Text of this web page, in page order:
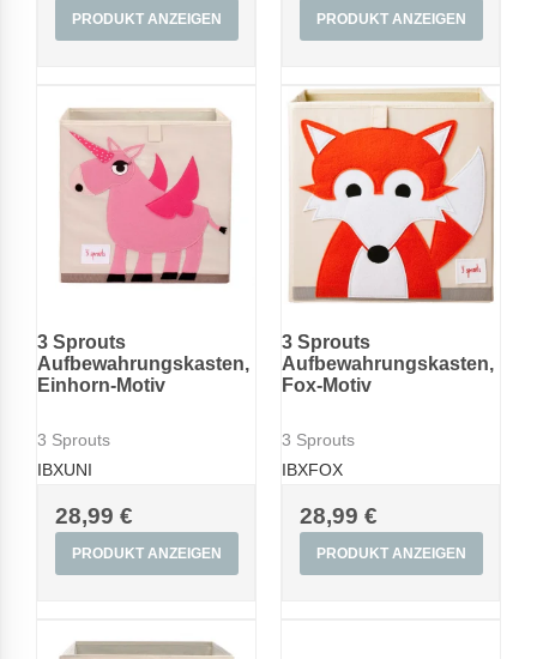
PRODUKT ANZEIGEN PRODUKT ANZEIGEN
3 Sprouts
Aufbewahrungskasten,
Einhorn-Motiv
3 Sprouts
IBXUNI
28,99 €
PRODUKT ANZEIGEN
3 Sprouts
Aufbewahrungskasten,
Fox-Motiv
3 Sprouts
IBXFOX
28,99 €
PRODUKT ANZEIGEN